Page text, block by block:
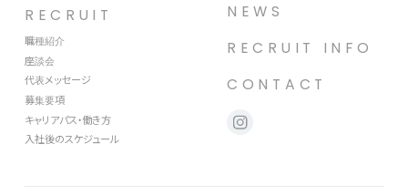
RECRUIT
職種紹介
座談会
代表メッセージ
募集要項
キャリアパス・働き方
入社後のスケジュール
NEWS
RECRUIT INFO
CONTACT